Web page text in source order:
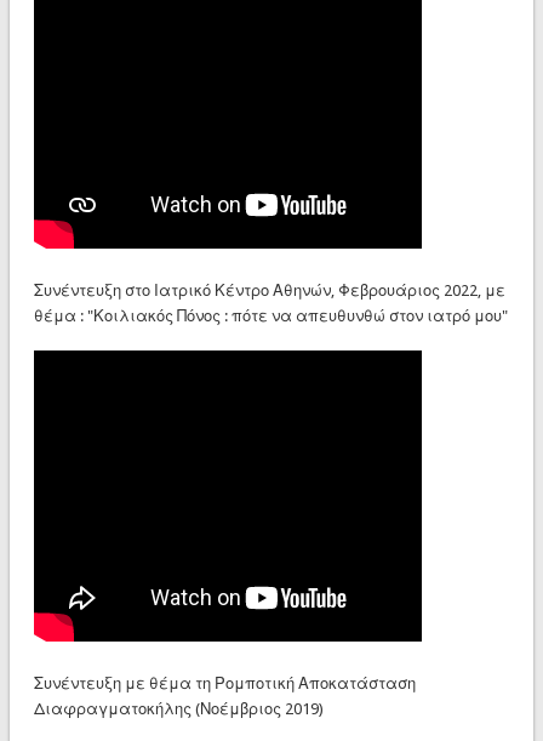
Συνέντευξη στο Ιατρικό Κέντρο Αθηνών, Φεβρουάριος 2022, με
θέμα : "Κοιλιακός Πόνος : πότε να απευθυνθώ στον ιατρό μου"
Συνέντευξη με θέμα τη Ρομποτική Αποκατάσταση
Διαφραγματοκήλης (Νοέμβριος 2019)